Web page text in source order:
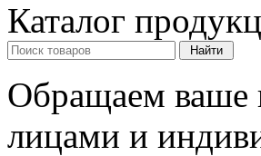
Каталог
Обращаем ваше
лицами и